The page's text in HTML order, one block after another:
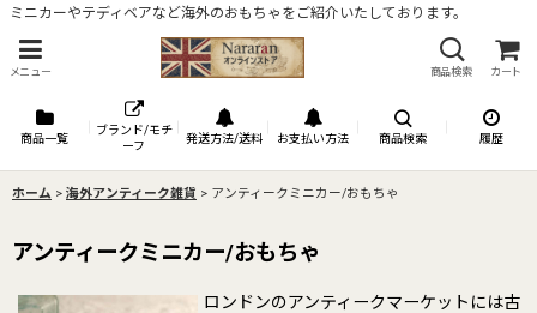
ミニカーやテディベアなど海外のおもちゃをご紹介いたしております。
メニュー 商品検索 カート
商品一覧
ブランド/モチ
ーフ
発送方法/送料 お支払い方法 商品検索 履歴
ホーム > 海外アンティーク雑貨 > アンティークミニカー/おもちゃ
アンティークミニカー/おもちゃ
ロンドンのアンティークマーケットには古